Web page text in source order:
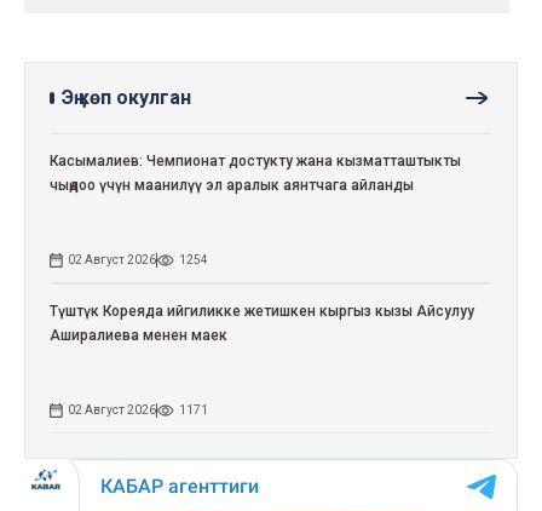
Эң көп окулган
Касымалиев: Чемпионат достукту жана кызматташтыкты
чыңдоо үчүн маанилүү эл аралык аянтчага айланды
02 Август 2026 1254
Түштүк Кореяда ийгиликке жетишкен кыргыз кызы Айсулуу
Аширалиева менен маек
02 Август 2026 1171